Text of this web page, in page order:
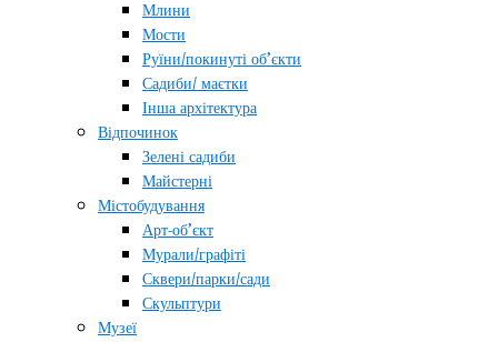
Млини
Мости
Руїни/покинуті об’єкти
Садиби/ маєтки
Інша архітектура
Відпочинок
Зелені садиби
Майстерні
Містобудування
Арт-об’єкт
Мурали/графіті
Сквери/парки/сади
Скульптури
Музеї